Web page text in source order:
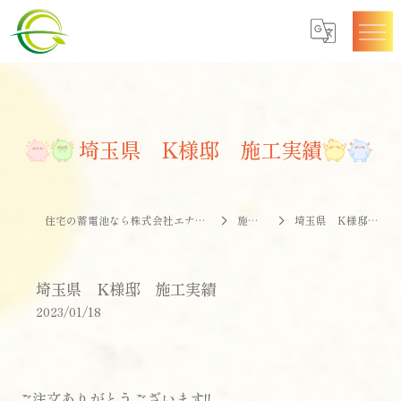
埼玉県 K様邸 施工実績
住宅の蓄電池なら株式会社エナジークオリティー 施工事例 埼玉県 K様邸 施工実績
埼玉県 K様邸 施工実績
2023/01/18